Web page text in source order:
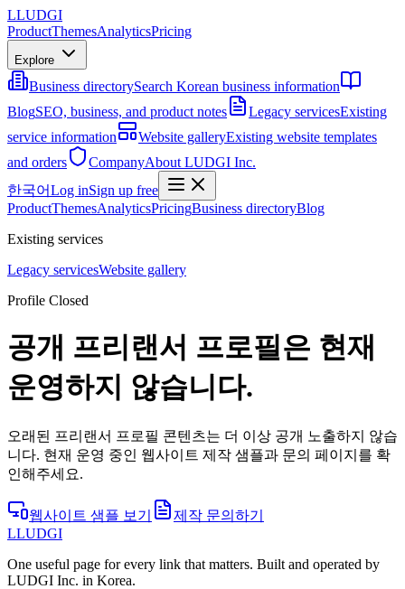
LLUDGI
ProductThemesAnalyticsPricing
Explore
Business directorySearch Korean business information
BlogSEO, business, and product notes Legacy servicesExisting
service information
Website galleryExisting website templates
and orders
CompanyAbout LUDGI Inc.
한국어Log inSign up free
ProductThemesAnalyticsPricingBusiness directoryBlog
Existing services
Legacy servicesWebsite gallery
Profile Closed
공개 프리랜서 프로필은 현재
운영하지 않습니다.
오래된 프리랜서 프로필 콘텐츠는 더 이상 공개 노출하지 않습
니다. 현재 운영 중인 웹사이트 제작 샘플과 문의 페이지를 확
인해주세요.
웹사이트 샘플 보기
제작 문의하기
LLUDGI
One useful page for every link that matters. Built and operated by
LUDGI Inc. in Korea.